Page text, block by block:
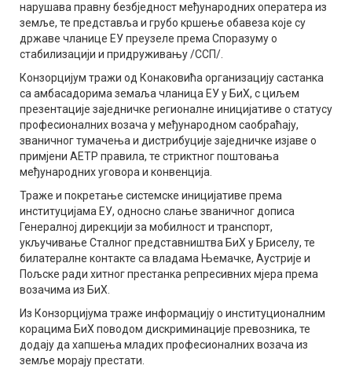
нарушава правну безбједност међународних оператера из
земље, те представља и грубо кршење обавеза које су
државе чланице ЕУ преузеле према Споразуму о
стабилизацији и придруживању /ССП/.
Конзорцијум тражи од Конаковића организацију састанка
са амбасадорима земаља чланица ЕУ у БиХ, с циљем
презентације заједничке регионалне иницијативе о статусу
професионалних возача у међународном саобраћају,
званичног тумачења и дистрибуције заједничке изјаве о
примјени АЕТР правила, те стриктног поштовања
међународних уговора и конвенција.
Траже и покретање системске иницијативе према
институцијама ЕУ, односно слање званичног дописа
Генералној дирекцији за мобилност и транспорт,
укључивање Сталног представништва БиХ у Бриселу, те
билатералне контакте са владама Њемачке, Аустрије и
Пољске ради хитног престанка репресивних мјера према
возачима из БиХ.
Из Конзорцијума траже информацију о институционалним
корацима БиХ поводом дискриминације превозника, те
додају да хапшења младих професионалних возача из
земље морају престати.